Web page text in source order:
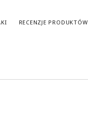
RECENZJE PRODUKTÓW